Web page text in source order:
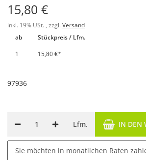
15,80 €
inkl. 19% USt. , zzgl. Versand
ab
Stückpreis / Lfm.
1
15,80 €*
97936
Lfm. IN DEN
Sie möchten in monatlichen Raten